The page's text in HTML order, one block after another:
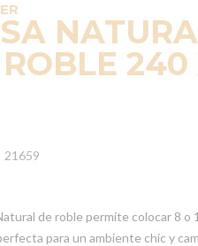
21659
de roble permite colocar 8
para un ambiente chic y